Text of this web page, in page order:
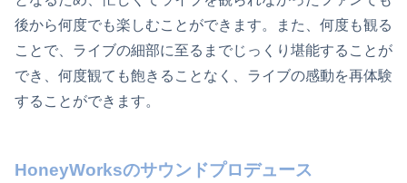
後から何度でも楽しむことができます。また、何度も観る
ことで、ライブの細部に至るまでじっくり堪能することが
でき、何度観ても飽きることなく、ライブの感動を再体験
することができます。
HoneyWorksのサウンドプロデュース